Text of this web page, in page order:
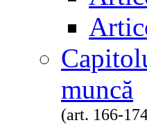
muncă
(art. 166-